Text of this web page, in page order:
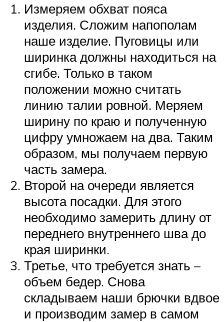
Измеряем обхват пояса
изделия. Сложим напополам
наше изделие. Пуговицы или
ширинка должны находиться на
сгибе. Только в таком
положении можно считать
линию талии ровной. Меряем
ширину по краю и полученную
цифру умножаем на два. Таким
образом, мы получаем первую
часть замера.
Второй на очереди является
высота посадки. Для этого
необходимо замерить длину от
переднего внутреннего шва до
края ширинки.
Третье, что требуется знать –
объем бедер. Снова
складываем наши брючки вдвое
и производим замер в самом